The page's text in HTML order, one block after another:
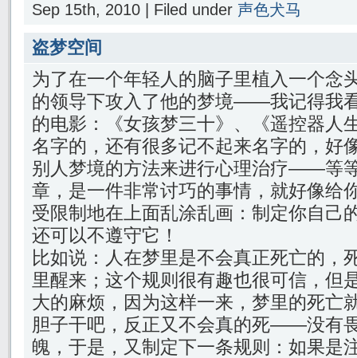
Sep 15th, 2010 | Filed under 声色犬马
盗梦空间
为了在一个年轻人的脑子里植入一个念
的领导下攻入了他的梦境——我记得我
的电影：《女孩梦三十》、《遥控器人
名字的，还有很多记不起来名字的，好
别人梦境的方法来进行心理治疗——等
章，是一件非常讨巧的事情，就好像给
受限制地在上面乱涂乱画：制定你自己
还可以不遵守它！
比如说：人在梦里是不会真正死亡的，
里醒来；这个规则很有趣也很可信，但
大的麻烦，因为这样一来，梦里的死亡
胆子干吧，反正又不会真的死——没有
魄，于是，又制定下一条规则：如果是